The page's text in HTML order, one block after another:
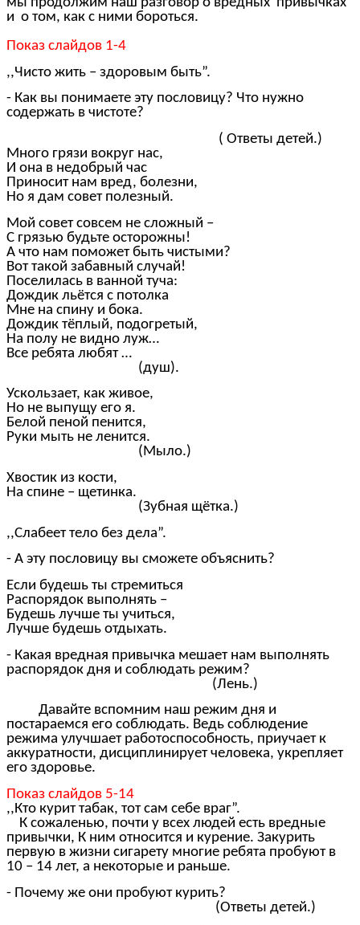
и о том, как с ними бороться.
Показ слайдов 1-4
,,Чисто жить – здоровым быть”.
- Как вы понимаете эту пословицу? Что нужно
содержать в чистоте?
( Ответы детей.)
Много грязи вокруг нас,
И она в недобрый час
Приносит нам вред, болезни,
Но я дам совет полезный.
Мой совет совсем не сложный –
С грязью будьте осторожны!
А что нам поможет быть чистыми?
Вот такой забавный случай!
Поселилась в ванной туча:
Дождик льётся с потолка
Мне на спину и бока.
Дождик тёплый, подогретый,
На полу не видно луж…
Все ребята любят …
(душ).
Ускользает, как живое,
Но не выпущу его я.
Белой пеной пенится,
Руки мыть не ленится.
(Мыло.)
Хвостик из кости,
На спине – щетинка.
(Зубная щётка.)
,,Слабеет тело без дела”.
- А эту пословицу вы сможете объяснить?
Если будешь ты стремиться
Распорядок выполнять –
Будешь лучше ты учиться,
Лучше будешь отдыхать.
- Какая вредная привычка мешает нам выполнять
распорядок дня и соблюдать режим?
(Лень.)
Давайте вспомним наш режим дня и
постараемся его соблюдать. Ведь соблюдение
режима улучшает работоспособность, приучает к
аккуратности, дисциплинирует человека, укрепляет
его здоровье.
Показ слайдов 5-14
,,Кто курит табак, тот сам себе враг”.
К сожаленью, почти у всех людей есть вредные
привычки, К ним относится и курение. Закурить
первую в жизни сигарету многие ребята пробуют в
10 – 14 лет, а некоторые и раньше.
- Почему же они пробуют курить?
(Ответы детей.)